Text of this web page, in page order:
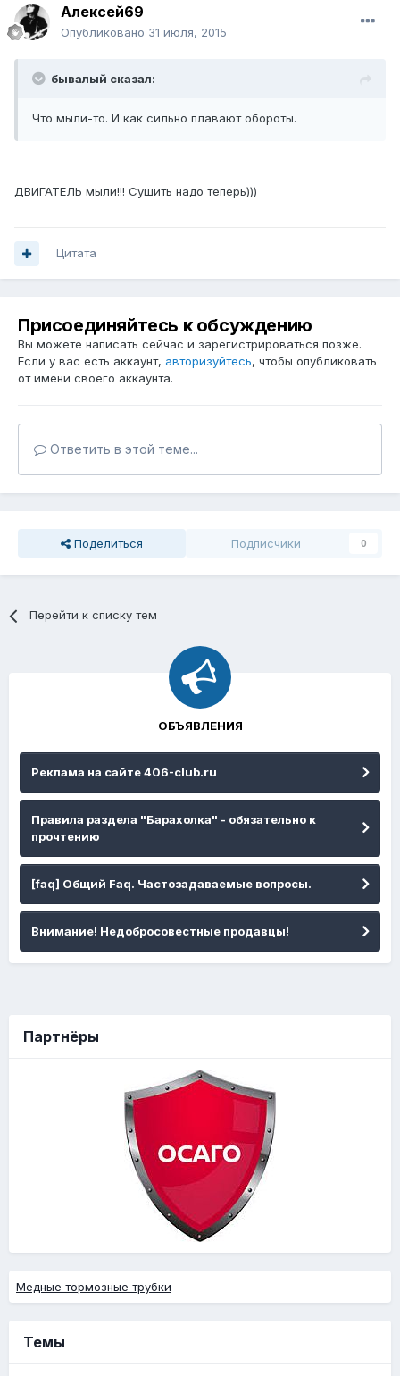
Алексей69
Опубликовано 31 июля, 2015
бывалый сказал:
Что мыли-то. И как сильно плавают обороты.
ДВИГАТЕЛЬ мыли!!! Сушить надо теперь)))
Цитата
Присоединяйтесь к обсуждению
Вы можете написать сейчас и зарегистрироваться позже.
Если у вас есть аккаунт, авторизуйтесь, чтобы опубликовать
от имени своего аккаунта.
Ответить в этой теме...
Поделиться Подписчики 0
Перейти к списку тем
ОБЪЯВЛЕНИЯ
Реклама на сайте 406-club.ru
Правила раздела "Барахолка" - обязательно к
прочтению
[faq] Общий Faq. Частозадаваемые вопросы.
Внимание! Недобросовестные продавцы!
Партнёры
Медные тормозные трубки
Темы